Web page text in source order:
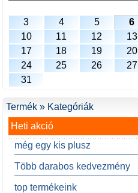
3
4 5 6
10
11 12 13
17
18 19 20
24
25 26 27
31
Termék » Kategóriák
Heti akció
még egy kis plusz
Több darabos kedvezmény
top termékeink